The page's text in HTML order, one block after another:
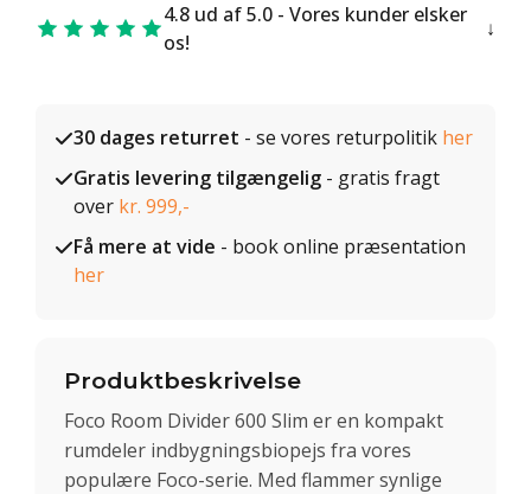
4.8 ud af 5.0 - Vores kunder elsker
os!
30 dages returret - se vores returpolitik her
Gratis levering tilgængelig - gratis fragt
over kr. 999,-
Få mere at vide - book online præsentation
her
Produktbeskrivelse
Foco Room Divider 600 Slim er en kompakt
rumdeler indbygningsbiopejs fra vores
populære Foco-serie. Med flammer synlige